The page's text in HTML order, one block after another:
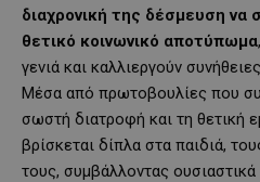
διαχρονική της δέσμευση να
θετικό κοινωνικό αποτύπωμα
γενιά και καλλιεργούν
Μέσα από πρωτοβουλίες που
σωστή διατροφή και τη θετική
βρίσκεται δίπλα στα παιδιά,
τους, συμβάλλοντας